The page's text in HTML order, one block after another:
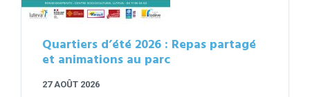
Quartiers d’été 2026 : Repas partagé
et animations au parc
27 AOÛT 2026